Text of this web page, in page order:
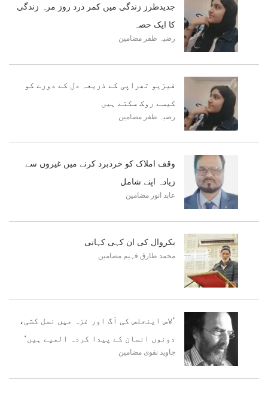
جدیدطرز زندگی میں کمر درد روز مرہ زندگی
کا ایک حصہ
رضیہ ظفر مضامین
فیزیو تھراپی کے ذریعہ دل کے دورے کو
کیسے روک سکتے ہیں
رضیہ ظفر مضامین
وقف املاک کو خردبرد کرنے میں غیروں سے
زیادہ اپنے شامل
عابد انور مضامین
بکروال کی ان کہی کہانی
محمد طارق فہیم مضامین
’لاس اینجلس کی آگ اور غزہ میں نسل کشی،
دونوں انسان کے پیدا کردہ المیے ہیں‘
جاوید نقوی مضامین